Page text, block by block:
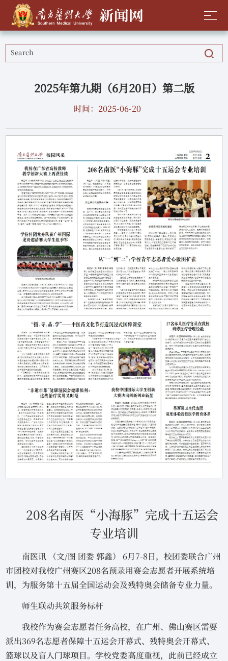
2025年第九期（6月20日）第二版
时间：2025-06-20
208名南医“小海豚”完成十五运会
专业培训
南医讯 （文/图 团委 郭鑫） 6月7-8日，校团委联合广州
市团校对我校广州赛区208名预录用赛会志愿者开展系统培
训，为服务第十五届全国运动会及残特奥会储备专业力量。
师生联动共筑服务标杆
我校作为赛会志愿者任务高校，在广州、佛山赛区需要
派出369名志愿者保障十五运会开幕式、残特奥会开幕式、
篮球以及盲人门球项目。学校党委高度重视，此前已经成立